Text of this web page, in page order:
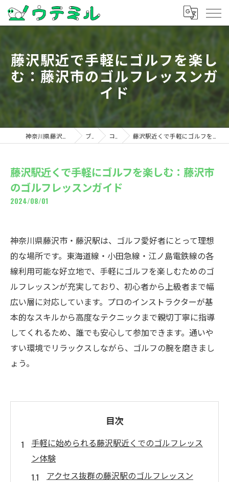
藤沢駅近で手軽にゴルフを楽し
む：藤沢市のゴルフレッスンガ
イド
ブログ コラム 藤沢駅近くで手軽にゴルフを楽しむ：藤沢市のゴルフレッスンガイド
藤沢駅近くで手軽にゴルフを楽しむ：藤沢市
のゴルフレッスンガイド
2024/08/01
神奈川県藤沢市・藤沢駅は、ゴルフ愛好者にとって理想
的な場所です。東海道線・小田急線・江ノ島電鉄線の各
線利用可能な好立地で、手軽にゴルフを楽しむためのゴ
ルフレッスンが充実しており、初心者から上級者まで幅
広い層に対応しています。プロのインストラクターが基
本的なスキルから高度なテクニックまで親切丁寧に指導
してくれるため、誰でも安心して参加できます。通いや
すい環境でリラックスしながら、ゴルフの腕を磨きまし
ょう。
目次
手軽に始められる藤沢駅近くでのゴルフレッス
ン体験
アクセス抜群の藤沢駅のゴルフレッスン